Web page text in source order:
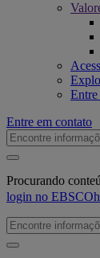
Entre
Entre em contato
Procurando
login no